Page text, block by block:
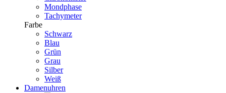
Mondphase
Tachymeter
Farbe
Schwarz
Blau
Grün
Grau
Silber
Weiß
Damenuhren